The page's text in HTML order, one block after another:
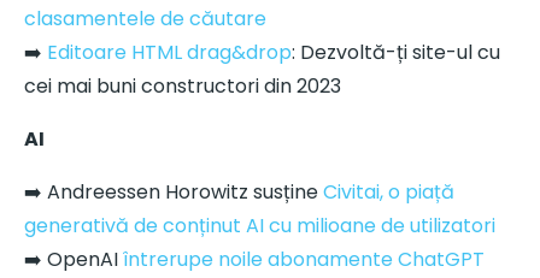
clasamentele de căutare
➡️ Editoare HTML drag&drop: Dezvoltă-ți site-ul cu
cei mai buni constructori din 2023
AI
➡️ Andreessen Horowitz susțineCivitai, o piață
generativă de conținut AI cu milioane de utilizatori
➡️ OpenAIîntrerupe noile abonamente ChatGPT